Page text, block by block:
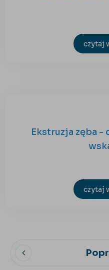
czytaj
Ekstruzja zęba -
czytaj